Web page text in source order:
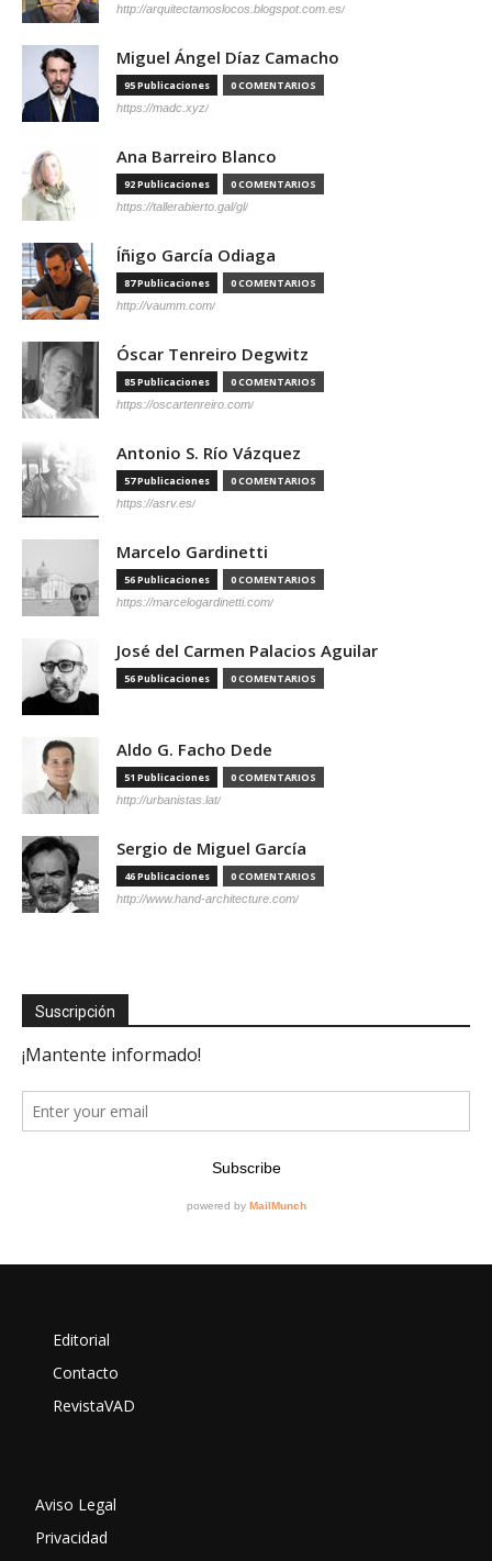
http://arquitectamoslocos.blogspot.com.es/
Miguel Ángel Díaz Camacho
95 Publicaciones 0 COMENTARIOS
https://madc.xyz/
Ana Barreiro Blanco
92 Publicaciones 0 COMENTARIOS
https://tallerabierto.gal/gl/
Íñigo García Odiaga
87 Publicaciones 0 COMENTARIOS
http://vaumm.com/
Óscar Tenreiro Degwitz
85 Publicaciones 0 COMENTARIOS
https://oscartenreiro.com/
Antonio S. Río Vázquez
57 Publicaciones 0 COMENTARIOS
https://asrv.es/
Marcelo Gardinetti
56 Publicaciones 0 COMENTARIOS
https://marcelogardinetti.com/
José del Carmen Palacios Aguilar
56 Publicaciones 0 COMENTARIOS
Aldo G. Facho Dede
51 Publicaciones 0 COMENTARIOS
http://urbanistas.lat/
Sergio de Miguel García
46 Publicaciones 0 COMENTARIOS
http://www.hand-architecture.com/
Suscripción
Editorial
Contacto
RevistaVAD
Aviso Legal
Privacidad